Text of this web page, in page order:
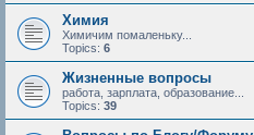
Химия
Химичим помаленьку...
Topics: 6
Жизненные вопросы
работа, зарплата, образование...
Topics: 39